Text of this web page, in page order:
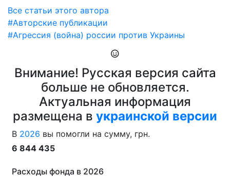
Все статьи этого автора
#Авторские публикации
#Агрессия (война) россии против Украины
Внимание! Русская версия сайта
больше не обновляется.
Актуальная информация
размещена в украинской версии
В 2026 вы помогли на сумму, грн.
6 844 435
Расходы фонда в 2026